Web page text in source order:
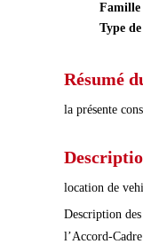
Famille
Type
Résumé
la présente
location de
Description
l’Accord-